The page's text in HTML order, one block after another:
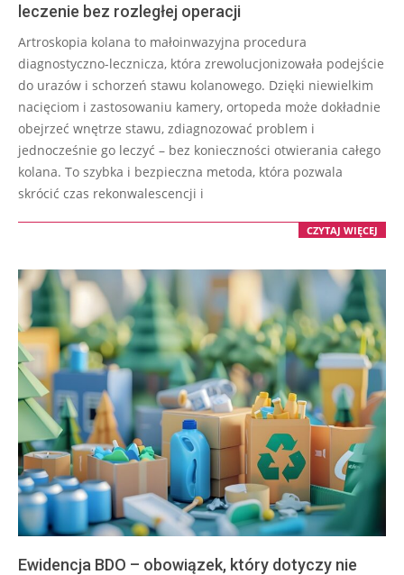
leczenie bez rozległej operacji
Artroskopia kolana to małoinwazyjna procedura
diagnostyczno-lecznicza, która zrewolucjonizowała podejście
do urazów i schorzeń stawu kolanowego. Dzięki niewielkim
nacięciom i zastosowaniu kamery, ortopeda może dokładnie
obejrzeć wnętrze stawu, zdiagnozować problem i
jednocześnie go leczyć – bez konieczności otwierania całego
kolana. To szybka i bezpieczna metoda, która pozwala
skrócić czas rekonwalescencji i
CZYTAJ WIĘCEJ
Ewidencja BDO – obowiązek, który dotyczy nie